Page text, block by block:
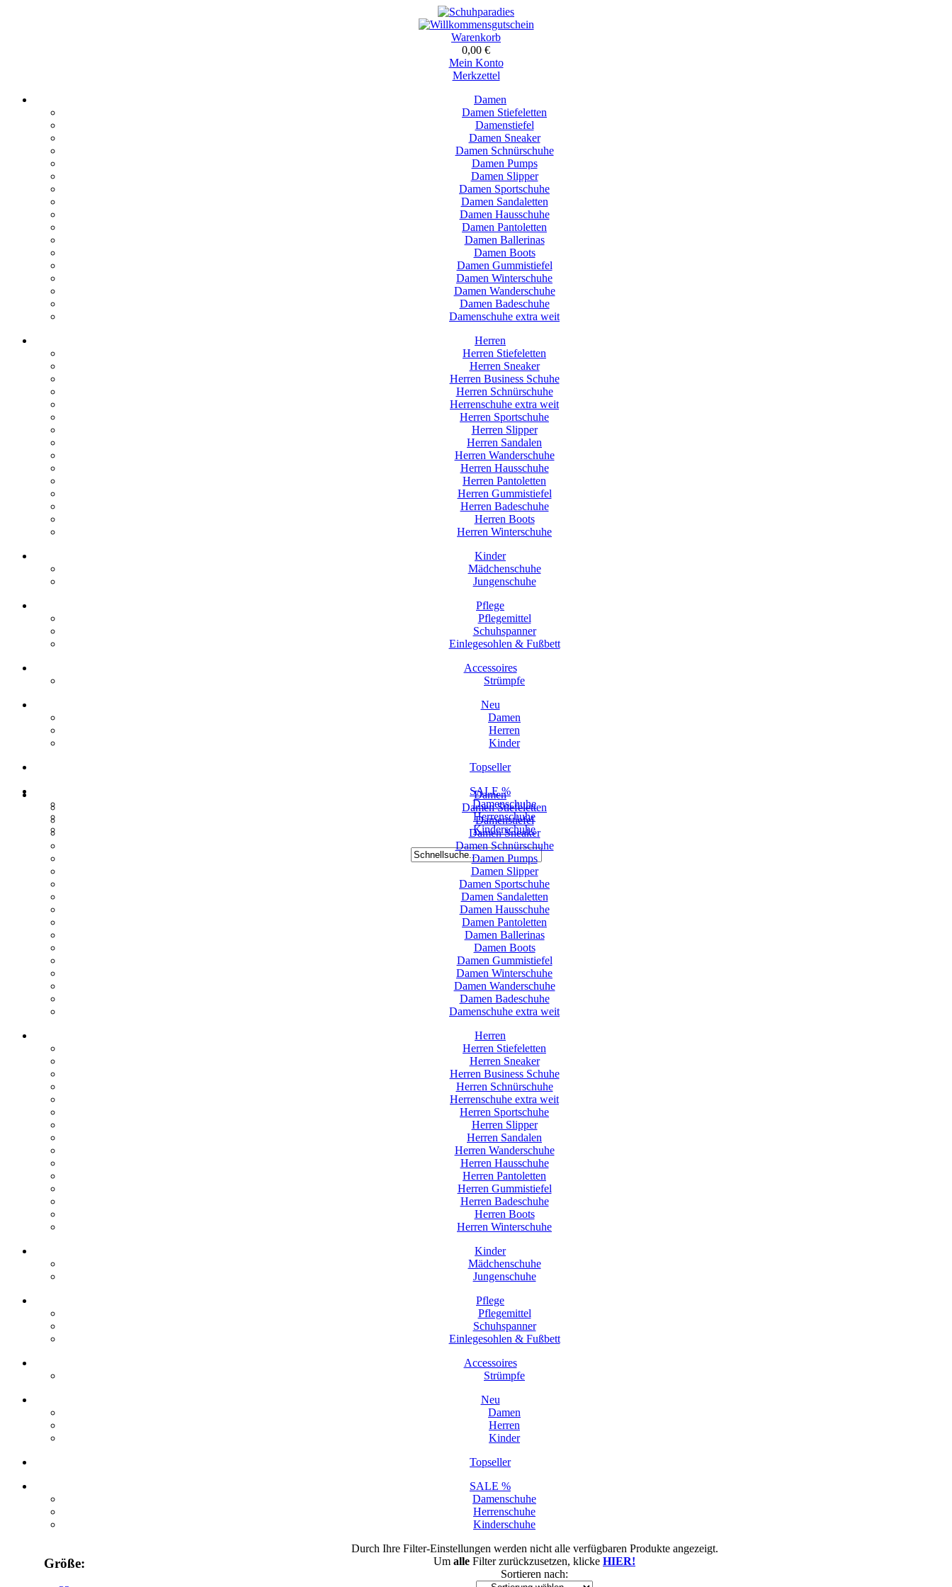
Warenkorb
0,00 €
Mein Konto
Merkzettel
Damen
Damen Stiefeletten
Damenstiefel
Damen Sneaker
Damen Schnürschuhe
Damen Pumps
Damen Slipper
Damen Sportschuhe
Damen Sandaletten
Damen Hausschuhe
Damen Pantoletten
Damen Ballerinas
Damen Boots
Damen Gummistiefel
Damen Winterschuhe
Damen Wanderschuhe
Damen Badeschuhe
Damenschuhe extra weit
Herren
Herren Stiefeletten
Herren Sneaker
Herren Business Schuhe
Herren Schnürschuhe
Herrenschuhe extra weit
Herren Sportschuhe
Herren Slipper
Herren Sandalen
Herren Wanderschuhe
Herren Hausschuhe
Herren Pantoletten
Herren Gummistiefel
Herren Badeschuhe
Herren Boots
Herren Winterschuhe
Kinder
Mädchenschuhe
Jungenschuhe
Pflege
Pflegemittel
Schuhspanner
Einlegesohlen & Fußbett
Accessoires
Strümpfe
Neu
Damen
Herren
Kinder
Topseller
SALE %
Damenschuhe
Herrenschuhe
Kinderschuhe
Damen
Damen Stiefeletten
Damenstiefel
Damen Sneaker
Damen Schnürschuhe
Damen Pumps
Damen Slipper
Damen Sportschuhe
Damen Sandaletten
Damen Hausschuhe
Damen Pantoletten
Damen Ballerinas
Damen Boots
Damen Gummistiefel
Damen Winterschuhe
Damen Wanderschuhe
Damen Badeschuhe
Damenschuhe extra weit
Herren
Herren Stiefeletten
Herren Sneaker
Herren Business Schuhe
Herren Schnürschuhe
Herrenschuhe extra weit
Herren Sportschuhe
Herren Slipper
Herren Sandalen
Herren Wanderschuhe
Herren Hausschuhe
Herren Pantoletten
Herren Gummistiefel
Herren Badeschuhe
Herren Boots
Herren Winterschuhe
Kinder
Mädchenschuhe
Jungenschuhe
Pflege
Pflegemittel
Schuhspanner
Einlegesohlen & Fußbett
Accessoires
Strümpfe
Neu
Damen
Herren
Kinder
Topseller
SALE %
Damenschuhe
Herrenschuhe
Kinderschuhe
Größe:
Durch Ihre Filter-Einstellungen werden nicht alle verfügbaren Produkte angezeigt.
Um alle Filter zurückzusetzen, klicke HIER!
Sortieren nach: